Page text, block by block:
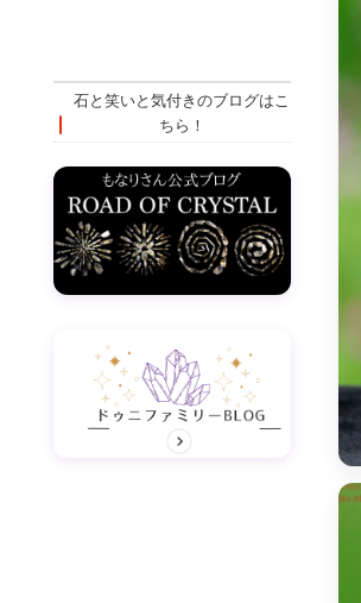
石と笑いと気付きのブログはこ
ちら！